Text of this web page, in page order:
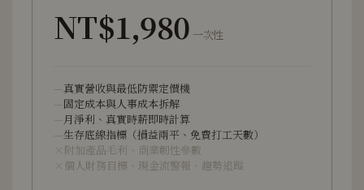
NT$1,980 一次性
真實營收與最低防禦定價機
固定成本與人事成本拆解
月淨利、真實時薪即時計算
生存底線指標（損益兩平、免費打工天數）
附加產品毛利、商業韌性參數
個人財務目標、現金流警報、趨勢追蹤